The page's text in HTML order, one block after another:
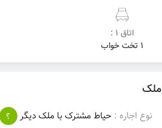
اتاق 1 :
1 تخت خواب
نوع اجاره : حیاط مشترک با ملک دیگر ؟